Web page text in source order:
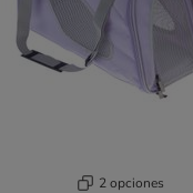
2 opciones